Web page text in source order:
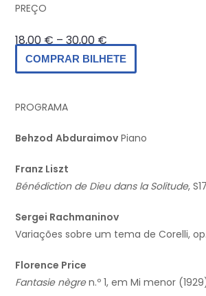
PREÇO
18,00 € – 30,00 €
COMPRAR BILHETE
PROGRAMA
Behzod Abduraimov Piano
Franz Liszt
Bénédiction de Dieu dans la Solitude,
Sergei Rachmaninov
Variações sobre um tema de Corelli,
Florence Price
Fantasie nègren.º 1, em Mi menor